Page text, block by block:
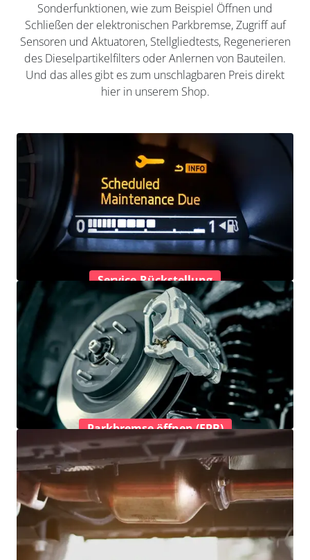
Sonderfunktionen, wie zum Beispiel Öffnen und
Schließen der elektronischen Parkbremse, Zugriff auf
Sensoren und Aktuatoren, Stellgliedtests, Regenerieren
des Dieselpartikelfilters oder Anlernen von Bauteilen.
Und das alles gibt es zum unschlagbaren Preis direkt
hier in unserem Shop.
Service-Rückstellung
Parkbremse öffnen (EPB)